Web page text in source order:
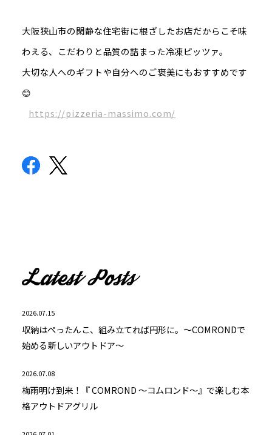
大阪狭山市の閑静な住宅街に根ざしたお店だからこそ味
わえる、こだわりと品質の詰まった冷凍ピッツァ。
大切な人へのギフトや自分へのご褒美にもおすすめです
😊
https://pizzeria-massimo.com/
2026.07.15
収納はぺったんこ、組み立てれば円形に。～COMRONDで
始める新しいアウトドア～
2026.07.08
梅雨明け到来！『 COMROND ～コムロンド～』で楽しむ本
格アウトドアグリル